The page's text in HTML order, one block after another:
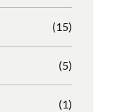
(15)
(5)
(1)